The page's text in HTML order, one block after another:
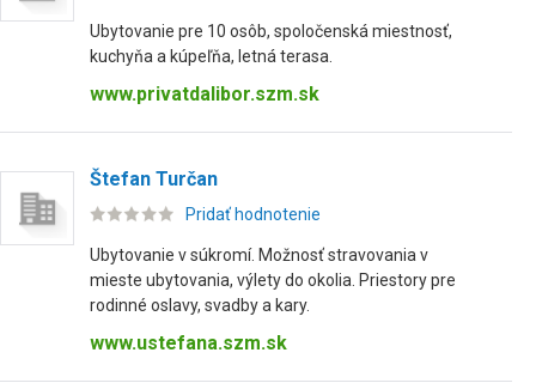
Ubytovanie pre 10 osôb, spoločenská miestnosť,
kuchyňa a kúpeľňa, letná terasa.
www.privatdalibor.szm.sk
Štefan Turčan
Pridať hodnotenie
Ubytovanie v súkromí. Možnosť stravovania v
mieste ubytovania, výlety do okolia. Priestory pre
rodinné oslavy, svadby a kary.
www.ustefana.szm.sk